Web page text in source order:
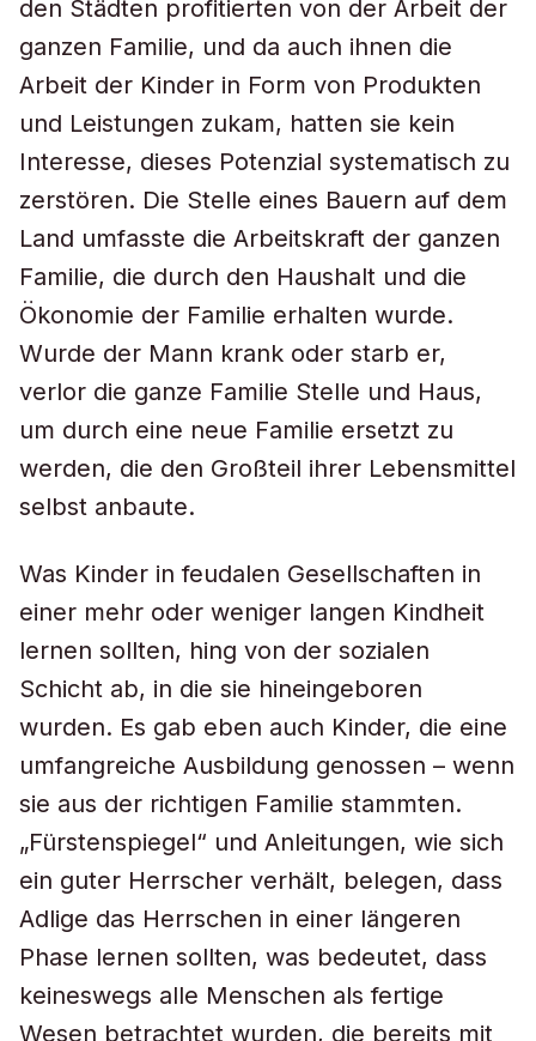
den Städten profitierten von der Arbeit der
ganzen Familie, und da auch ihnen die
Arbeit der Kinder in Form von Produkten
und Leistungen zukam, hatten sie kein
Interesse, dieses Potenzial systematisch zu
zerstören. Die Stelle eines Bauern auf dem
Land umfasste die Arbeitskraft der ganzen
Familie, die durch den Haushalt und die
Ökonomie der Familie erhalten wurde.
Wurde der Mann krank oder starb er,
verlor die ganze Familie Stelle und Haus,
um durch eine neue Familie ersetzt zu
werden, die den Großteil ihrer Lebensmittel
selbst anbaute.
Was Kinder in feudalen Gesellschaften in
einer mehr oder weniger langen Kindheit
lernen sollten, hing von der sozialen
Schicht ab, in die sie hineingeboren
wurden. Es gab eben auch Kinder, die eine
umfangreiche Ausbildung genossen – wenn
sie aus der richtigen Familie stammten.
„Fürstenspiegel“ und Anleitungen, wie sich
ein guter Herrscher verhält, belegen, dass
Adlige das Herrschen in einer längeren
Phase lernen sollten, was bedeutet, dass
keineswegs alle Menschen als fertige
Wesen betrachtet wurden, die bereits mit